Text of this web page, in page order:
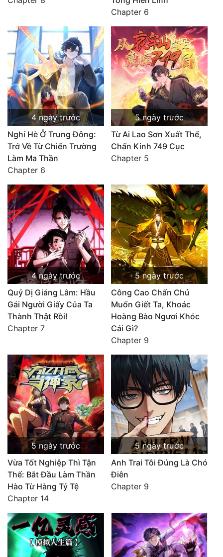
Chapter 6
4 ngày trước
Nghỉ Hè Ở Trung Đông:
Trở Về Từ Chiến Trường
Làm Ma Thần
Chapter 6
5 ngày trước
Từ Ai Lao Sơn Xuất Thế,
Chấn Kinh 749 Cục
Chapter 5
4 ngày trước
Quỷ Dị Giáng Lâm: Hầu
Gái Người Giấy Của Ta
Thành Thật Rồi!
Chapter 7
5 ngày trước
Công Cao Chấn Chủ
Muốn Giết Ta, Khoác
Hoàng Bào Ngươi Khóc
Cái Gì?
Chapter 9
5 ngày trước
Vừa Tốt Nghiệp Thì Tận
Thế: Bắt Đầu Làm Thần
Hào Từ Hàng Tỷ Tệ
Chapter 14
5 ngày trước
Anh Trai Tôi Đúng Là Chó
Điên
Chapter 9